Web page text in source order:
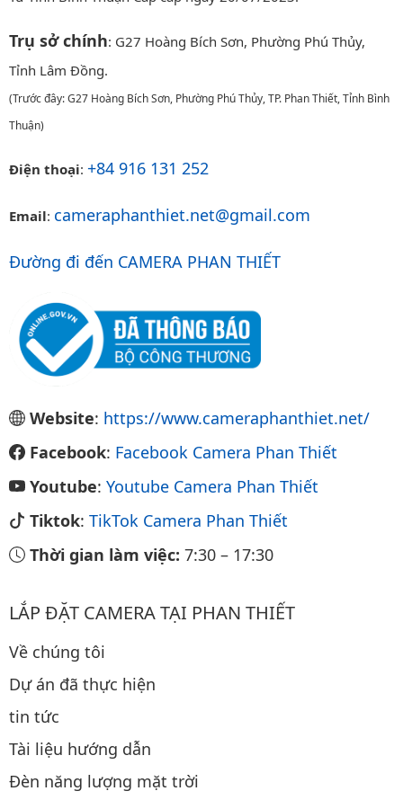
Trụ sở chính: G27 Hoàng Bích Sơn, Phường Phú Thủy,
Tỉnh Lâm Đồng.
(Trước đây: G27 Hoàng Bích Sơn, Phường Phú Thủy, TP. Phan Thiết, Tỉnh Bình
Thuận)
Điện thoại: +84 916 131 252
Email: cameraphanthiet.net@gmail.com
Đường đi đến CAMERA PHAN THIẾT
Website: https://www.cameraphanthiet.net/
Facebook: Facebook Camera Phan Thiết
Youtube: Youtube Camera Phan Thiết
Tiktok: TikTok Camera Phan Thiết
Thời gian làm việc: 7:30 – 17:30
LẮP ĐẶT CAMERA TẠI PHAN THIẾT
Về chúng tôi
Dự án đã thực hiện
tin tức
Tài liệu hướng dẫn
Đèn năng lượng mặt trời